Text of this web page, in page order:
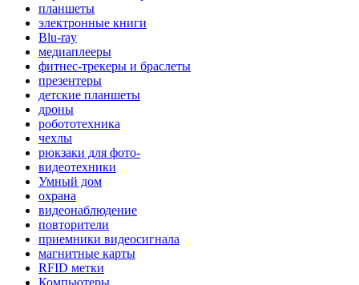
планшеты
электронные книги
Blu-ray
медиаплееры
фитнес-трекеры и браслеты
презентеры
детские планшеты
дроны
робототехника
чехлы
рюкзаки для фото-
видеотехники
Умный дом
охрана
видеонаблюдение
повторители
приемники видеосигнала
магнитные карты
RFID метки
Компьютеры